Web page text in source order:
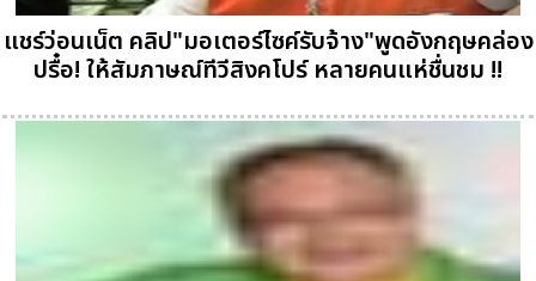
แชร์ว่อนเน็ต คลิป"มอเตอร์ไซค์รับจ้าง"พูดอังกฤษคล่อง
ปรื๋อ! ให้สัมภาษณ์ทีวีสิงคโปร์ หลายคนแห่ชื่นชม !!